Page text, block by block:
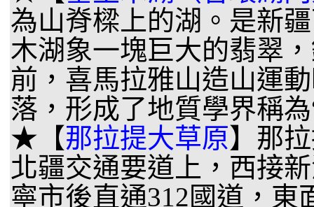
為山脊樑上的湖。是新
木湖象一塊巨大的翡翠
前，喜馬拉雅山造山運
落，形成了地質學界稱
★【那拉提大草原】那
北疆交通要道上，西接
寧市後直通312國道，東